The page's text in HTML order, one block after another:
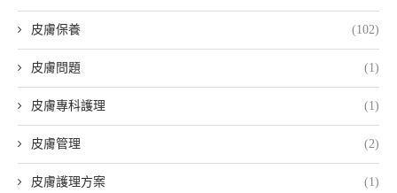
皮膚保養 (102)
皮膚問題 (1)
皮膚專科護理 (1)
皮膚管理 (2)
皮膚護理方案 (1)